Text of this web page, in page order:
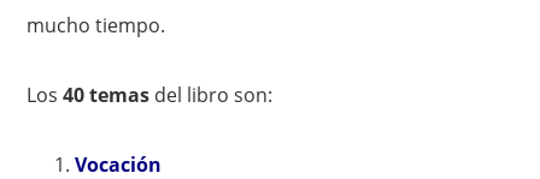
mucho tiempo.
Los40 temas del libro son:
Vocación